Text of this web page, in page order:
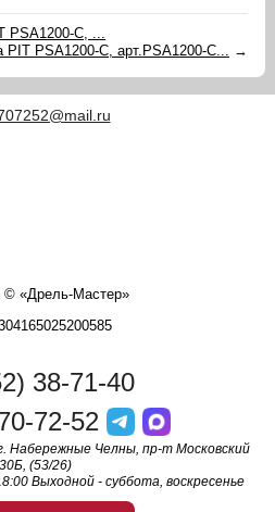
PSA1200-C, ...
PIT PSA1200-C, арт.PSA1200-C... →
© «Дрель-Мастер»
38-71-40
72-52
Набережные Челны, пр-т Московский
(53/26)
Выходной - суббота, воскресенье